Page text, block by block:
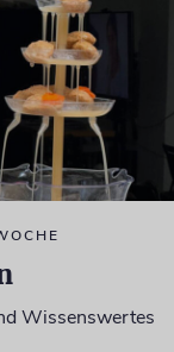
Wissenswertes